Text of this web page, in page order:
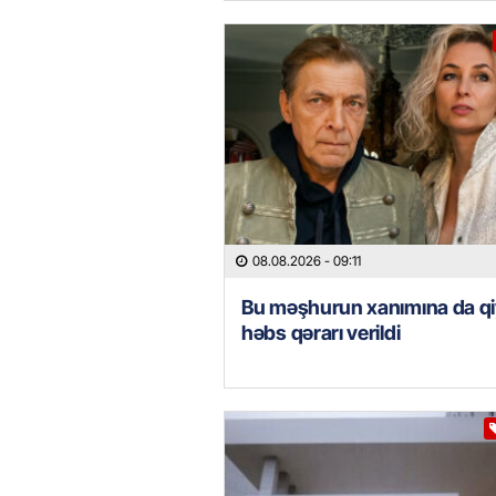
08.08.2026 - 09:11
Bu məşhurun xanımına da
həbs qərarı verildi